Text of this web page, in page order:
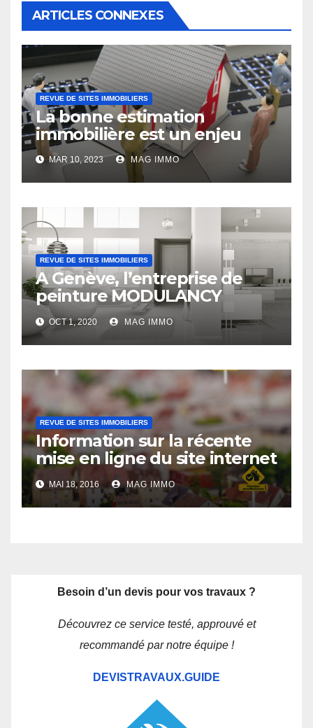
ARTICLES CONNEXES
REVUE DE SITES IMMOBILIERS
La bonne estimation
immobilière est un enjeu
MAR 10, 2023 MAG IMMO
REVUE DE SITES IMMOBILIERS
A Genève, l’entreprise de
peinture MODULANCY
s’affirme comme un acteur
leader
OCT 1, 2020 MAG IMMO
REVUE DE SITES IMMOBILIERS
Information sur la récente
mise en ligne du site internet
Verifiemamaison.com
MAI 18, 2016 MAG IMMO
Besoin d’un devis pour vos travaux ?
Découvrez ce service testé, approuvé et
recommandé par notre équipe !
DEVISTRAVAUX.GUIDE